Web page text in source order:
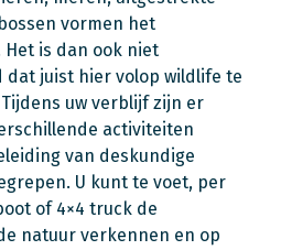
vormen het
Het is dan ook niet
dat juist hier volop wildlife te
uw verblijf zijn er
activiteiten
van deskundige
U kunt te voet, per
of 4×4 truck de
natuur verkennen en op